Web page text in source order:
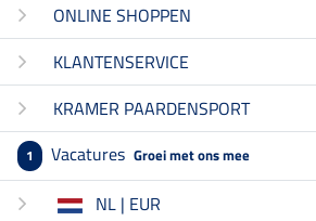
ONLINE SHOPPEN
KLANTENSERVICE
KRAMER PAARDENSPORT
1 Vacatures Groei met ons mee
NL | EUR